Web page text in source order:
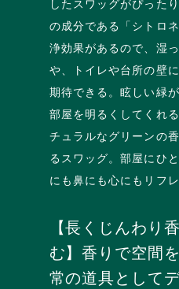
したスワッグがぴった
の成分である「シトロ
浄効果があるので、湿
や、トイレや台所の壁
期待できる。眩しい緑
部屋を明るくしてくれ
チュラルなグリーンの
るスワッグ。部屋にひ
にも鼻にも心にもリフ
【長くじんわり
む】香りで空間
常の道具として